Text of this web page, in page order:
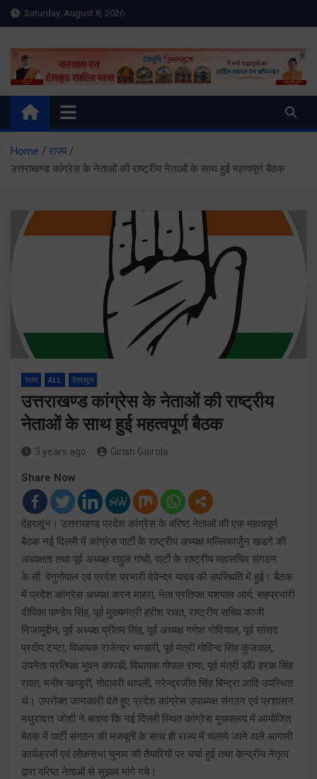
Skip
to
Saturday, August 8, 2026
Meru Raibar | Uttarakhand
News | Uttarkashi News
meruraibar.com
Home
राज्य
उत्तराखण्ड कांग्रेस के नेताओं की राष्ट्रीय नेताओं के साथ हुई महत्वपूर्ण बैठक
राज्य ALL देहरादून
उत्तराखण्ड कांग्रेस के नेताओं की राष्ट्रीय
नेताओं के साथ हुई महत्वपूर्ण बैठक
3 years ago Girish Gairola
Share Now
देहरादून। उत्तराखण्ड प्रदेश कांग्रेस के वरिष्ठ नेताओं की एक महत्वपूर्ण
बैठक नई दिल्ली में कांग्रेस पार्टी के राष्ट्रीय अध्यक्ष मल्लिकार्जुन खडगे की
अध्यक्षता तथा पूर्व अध्यक्ष राहुल गांधी, पार्टी के राष्ट्रीय महासचिव संगठन
के.सी. वेणुगोपाल एवं प्रदेश प्रभारी देवेन्द्र यादव की उपस्थिति में हुई। बैठक
में प्रदेश कांग्रेस अध्यक्ष करन माहरा, नेता प्रतिपक्ष यशपाल आर्य, सहप्रभारी
दीपिका पाण्डेय सिंह, पूर्व मुख्यमंत्री हरीश रावत, राष्ट्रीय सचिव काजी
निजामुद्दीन, पूर्व अध्यक्ष प्रीतम सिंह, पूर्व अध्यक्ष गणेश गोदियाल, पूर्व सांसद
प्रदीप टम्टा, विधायक राजेन्द्र भण्डारी, पूर्व मंत्री गोविन्द सिंह कुंजवाल,
उपनेता प्रतिपक्ष भुवन कापडी, विधायक गोपाल राणा, पूर्व मंत्री डाॅ0 हरक सिंह
रावत, मनीष खण्डूरी, गोदावरी थापली, नरेन्द्रजीत सिंह बिन्द्रा आदि उपस्थित
थे। उपरोक्त जानकारी देते हुए प्रदेश कांग्रेस उपाध्यक्ष संगठन एवं प्रशासन
मथुरादत्त जोशी ने बताया कि नई दिल्ली स्थित कांग्रेस मुख्यालय में आयोजित
बैठक में पार्टी संगठन की मजबूती के साथ ही राज्य में चलाये जाने वाले आगामी
कार्यक्रमों एवं लोकसभा चुनाव की तैयारियों पर चर्चा हुई तथा केन्द्रीय नेतृत्व
द्वारा वरिष्ठ नेताओं से सुझाव मांगे गये।